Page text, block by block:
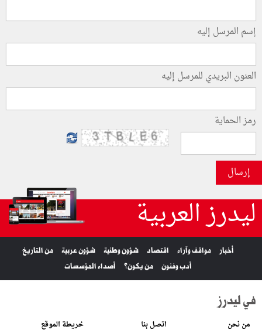
إسم المرسل إليه
العنون البريدي للمرسل إليه
رمز الحماية
إرسال
ليدرز العربية
أخبار مواقف وآراء اقتصاد شؤون وطنية شؤون عربية
من التاريخ
أدب وفنون
من يكون؟ أصداء المؤسسات
في ليدرز
من نحن اتصل بنا خريطة الموقع